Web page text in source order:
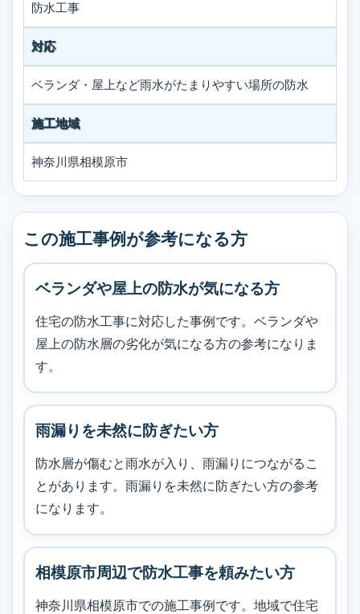
防水工事
対応
ベランダ・屋上など雨水がたまりやすい場所の防水
施工地域
神奈川県相模原市
この施工事例が参考になる方
ベランダや屋上の防水が気になる方
住宅の防水工事に対応した事例です。ベランダや
屋上の防水層の劣化が気になる方の参考になりま
す。
雨漏りを未然に防ぎたい方
防水層が傷むと雨水が入り、雨漏りにつながるこ
とがあります。雨漏りを未然に防ぎたい方の参考
になります。
相模原市周辺で防水工事を頼みたい方
神奈川県相模原市での施工事例です。地域で住宅